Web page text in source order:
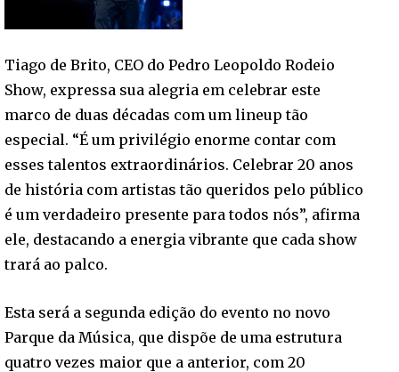
Tiago de Brito, CEO do Pedro Leopoldo Rodeio
Show, expressa sua alegria em celebrar este
marco de duas décadas com um lineup tão
especial. “É um privilégio enorme contar com
esses talentos extraordinários. Celebrar 20 anos
de história com artistas tão queridos pelo público
é um verdadeiro presente para todos nós”, afirma
ele, destacando a energia vibrante que cada show
trará ao palco.
Esta será a segunda edição do evento no novo
Parque da Música, que dispõe de uma estrutura
quatro vezes maior que a anterior, com 20